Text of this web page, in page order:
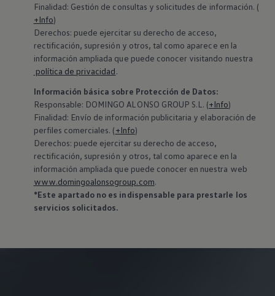
Finalidad: Gestión de consultas y solicitudes de información. (
+Info)
Derechos: puede ejercitar su derecho de acceso,
rectificación, supresión y otros, tal como aparece en la
información ampliada que puede conocer visitando nuestra
política de privacidad.
Información básica sobre Protección de Datos:
‍Responsable: DOMINGO ALONSO GROUP S.L. (+Info)
Finalidad: Envío de información publicitaria y elaboración de
perfiles comerciales. (+Info)
Derechos: puede ejercitar su derecho de acceso,
rectificación, supresión y otros, tal como aparece en la
información ampliada que puede conocer en nuestra web
www.domingoalonsogroup.com.
*Este apartado no es indispensable para prestarle los
servicios solicitados.